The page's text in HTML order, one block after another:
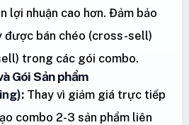
lợi nhuận cao hơn. Đảm bảo
được bán chéo (cross-sell)
trong các gói combo.
Gói Sản phẩm
Thay vì giảm giá trực tiếp
combo 2-3 sản phẩm liên